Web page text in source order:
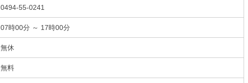
0494-55-0241
07時00分 ～ 17時00分
無休
無料